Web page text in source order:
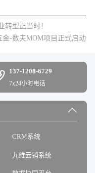
转型正当时！
金-数夫MOM项目正式启动
137-1208-6729
7x24小时电话
CRM系统
九维云销系统